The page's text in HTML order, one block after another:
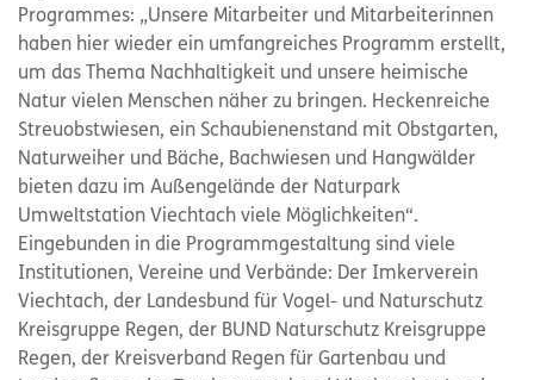
Programmes: „Unsere Mitarbeiter und Mitarbeiterinnen
haben hier wieder ein umfangreiches Programm erstellt,
um das Thema Nachhaltigkeit und unsere heimische
Natur vielen Menschen näher zu bringen. Heckenreiche
Streuobstwiesen, ein Schaubienenstand mit Obstgarten,
Naturweiher und Bäche, Bachwiesen und Hangwälder
bieten dazu im Außengelände der Naturpark
Umweltstation Viechtach viele Möglichkeiten“.
Eingebunden in die Programmgestaltung sind viele
Institutionen, Vereine und Verbände: Der Imkerverein
Viechtach, der Landesbund für Vogel- und Naturschutz
Kreisgruppe Regen, der BUND Naturschutz Kreisgruppe
Regen, der Kreisverband Regen für Gartenbau und